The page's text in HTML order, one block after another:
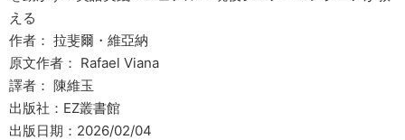
える
作者： 拉斐爾・維亞納
原文作者： Rafael Viana
譯者： 陳維玉
出版社：EZ叢書館
出版日期：2026/02/04